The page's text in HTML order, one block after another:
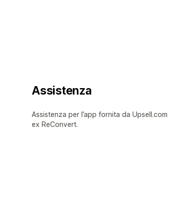
Assistenza
Assistenza per l’app fornita da Upsell.com
ex ReConvert.